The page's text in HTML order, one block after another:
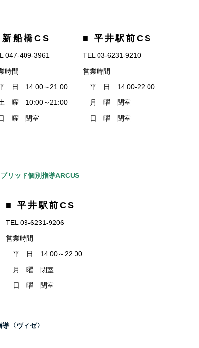
船橋CS
047-409-3961
時間
日 14:00～21:00
曜 10:00～21:00
曜 閉室
■ 平井駅前CS
TEL 03-6231-9210
営業時間
平 日 14:00-22:00
月 曜 閉室
日 曜 閉室
リッド個別指導ARCUS
■ 平井駅前CS
TEL 03-6231-9206
営業時間
平 日 14:00～22:00
月 曜 閉室
日 曜 閉室
〈ヴィゼ〉